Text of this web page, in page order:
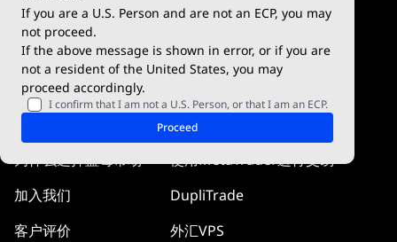
If you are a U.S. Person and are not an ECP, you may
not proceed.
If the above message is shown in error, or if you are
not a resident of the United States, you may
proceed accordingly.
I confirm that I am not a U.S. Person, or that I am an ECP.
Proceed
Blueberry Social
cTrader
Blueberry Pulse
为什么选择蓝莓市场
加入我们
客户评价
知识中心
使用MetaTrader进行交易
DupliTrade
外汇VPS